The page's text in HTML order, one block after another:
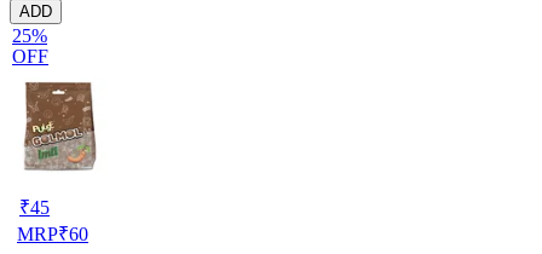
ADD
25%
OFF
₹45
MRP₹60